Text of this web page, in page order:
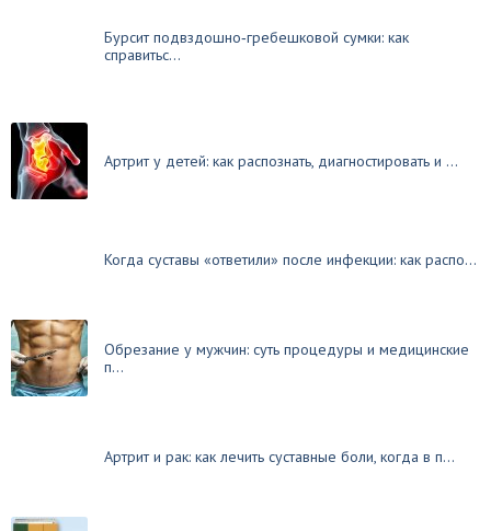
Бурсит подвздошно‑гребешковой сумки: как
справитьс...
Артрит у детей: как распознать, диагностировать и ...
Когда суставы «ответили» после инфекции: как распо...
Обрезание у мужчин: суть процедуры и медицинские
п...
Артрит и рак: как лечить суставные боли, когда в п...